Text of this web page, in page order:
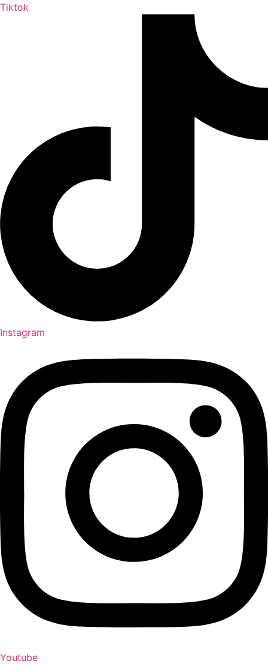
Tiktok
Instagram
Youtube